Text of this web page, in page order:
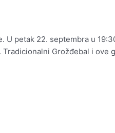
petak 22. septembra u
Grožđebal i ove